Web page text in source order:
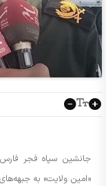
جانشین سپاه فجر فارس
«امین ولایت» به